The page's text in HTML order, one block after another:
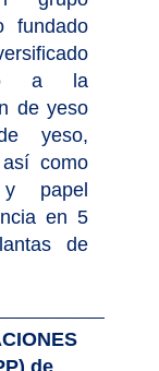
fundado
a la
de yeso
yeso,
como
papel
en 5
de
de